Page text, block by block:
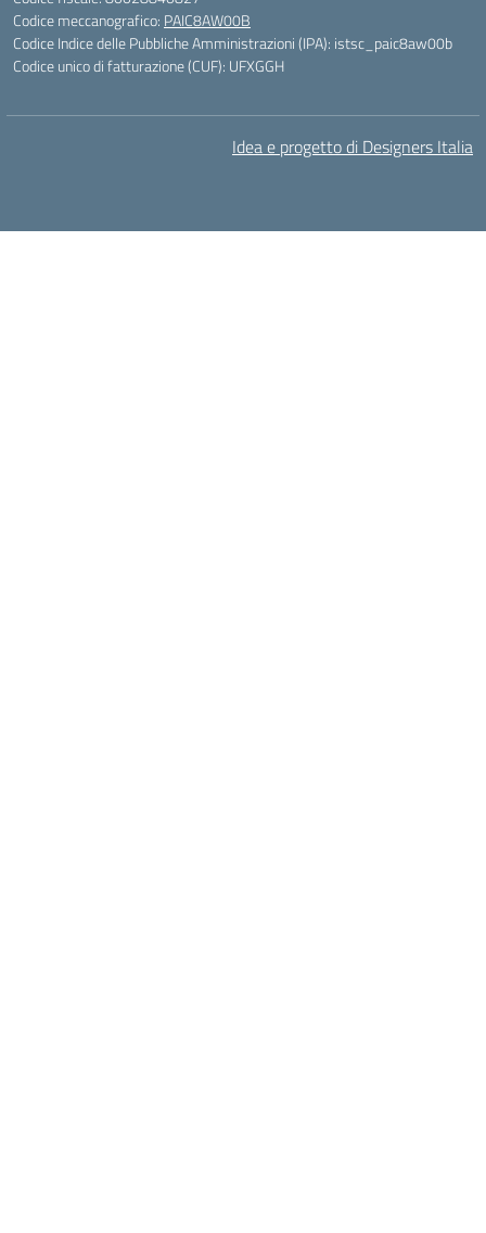
Codice meccanografico: PAIC8AW00B
Codice Indice delle Pubbliche Amministrazioni (IPA): istsc_paic8aw00b
Codice unico di fatturazione (CUF): UFXGGH
Idea e progetto di Designers Italia